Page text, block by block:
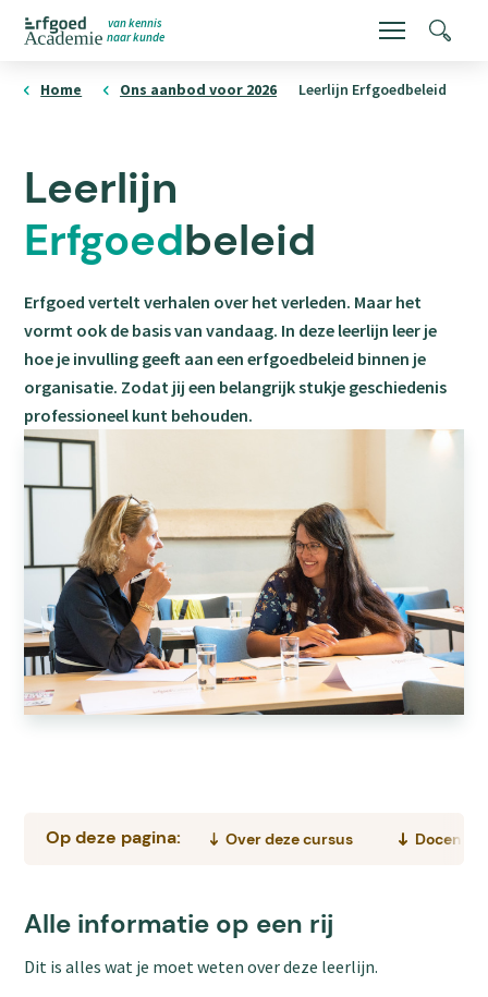
Overslaan
naar
gaan
homepage
van kennis
naar kunde
Menu
Home Ons aanbod voor 2026 Leerlijn Erfgoedbeleid
Leerlijn
Erfgoedbeleid
Erfgoed vertelt verhalen over het verleden. Maar het
vormt ook de basis van vandaag. In deze leerlijn leer je
hoe je invulling geeft aan een erfgoedbeleid binnen je
organisatie. Zodat jij een belangrijk stukje geschiedenis
professioneel kunt behouden.
Op deze pagina: Over deze cursus Docent
Alle informatie op een rij
Dit is alles wat je moet weten over deze leerlijn.